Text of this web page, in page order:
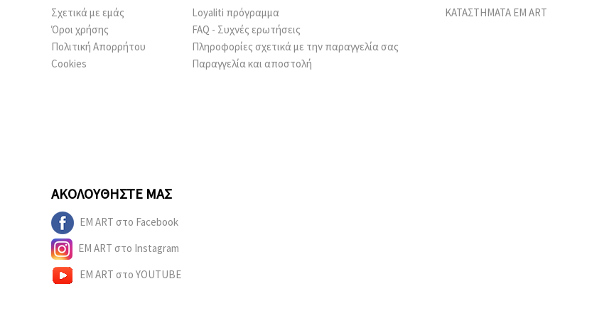
Σχετικά με εμάς
Όροι χρήσης
Πολιτική Απορρήτου
Cookies
Loyaliti πρόγραμμα
FAQ - Συχνές ερωτήσεις
Πληροφορίες σχετικά με την παραγγελία σας
Παραγγελία και αποστολή
ΚΑΤΑΣΤΗΜΑΤΑ EM ART
ΑΚΟΛΟΥΘΉΣΤΕ ΜΑΣ
EM ART στο Facebook
EM ART στο Instagram
EM ART στο YOUTUBE